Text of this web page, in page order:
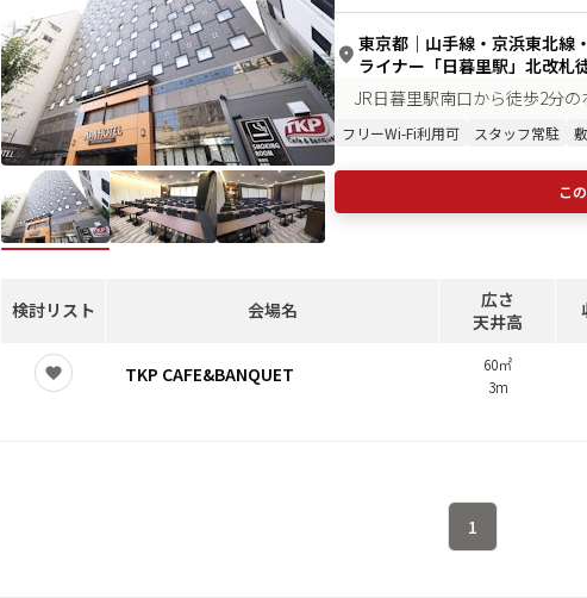
東京都 ｜ 山手線・京浜東北線
ライナー「日暮里駅」北改札
JR日暮里駅南口から徒歩2分
フリーWi-Fi利用可 スタッフ常駐
こ
検討リスト 会場名
広さ
天井高
TKP CAFE&BANQUET
60㎡
3m
1